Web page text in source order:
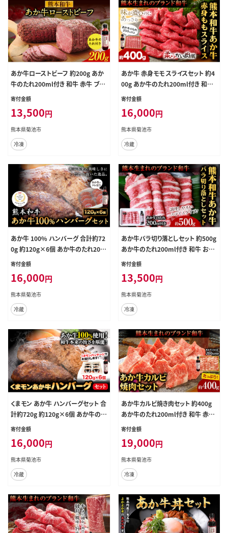
あか牛ローストビーフ 約200g あか
牛のたれ200ml付き 和牛 赤牛 ブロ
ック グルメ 惣菜 熊本県産 九州産
荷予定(土日祝除く)》---071-1423---
寄付金額
13,500円
熊本県菊池市
冷凍
あか牛 赤身モモ スライスセット 約4
00g あか牛のたれ200ml付き 和牛
赤牛 しゃぶしゃぶ もも肉 スライス
料無料《30日以内に出荷予定(土日
祝除く)》---071-1426---
寄付金額
16,000円
熊本県菊池市
冷蔵
あか牛 100% ハンバーグ 合計約72
0g 約120g×6個 あか牛のたれ200
ml付き 和牛 赤牛 2018年度日本ギ
本県産 九州産 国産 冷凍 送料無料
《30日以内に出荷予定(土日祝除く)》
---071-1427---
寄付金額
16,000円
熊本県菊池市
冷蔵
あか牛バラ切り落としセット 約500g
あか牛のたれ200ml付き 和牛 お肉
炒め物 切り落とし 熊本県産 九州産
荷予定(土日祝除く)》---071-1424---
寄付金額
13,500円
熊本県菊池市
冷凍
くまモン あか牛 ハンバーグセット 合
計約720g 約120g×6個 あか牛のた
れ200ml付き 和牛 赤牛 2018年度
パッケージ おかず 惣菜 熊本県産 九
州産 国産 冷凍 送料無料《30日以内
に出荷予定(土日祝除く)》---071-14
28---
寄付金額
16,000円
熊本県菊池市
冷蔵
あか牛カルビ焼き肉セット 約400g
あか牛のたれ200ml付き 和牛 赤牛
焼肉 スライス済み 熊本県産 九州産
荷予定(土日祝除く)》---071-1433---
寄付金額
19,000円
熊本県菊池市
冷凍